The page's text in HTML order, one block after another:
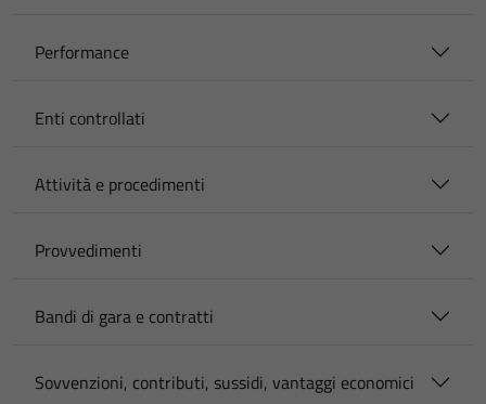
Performance
Enti controllati
Attività e procedimenti
Provvedimenti
Bandi di gara e contratti
Sovvenzioni, contributi, sussidi, vantaggi economici